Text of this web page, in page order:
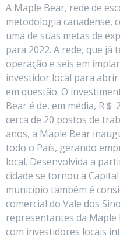
A Maple Bear, rede de
metodologia canadense,
uma de suas metas de
para 2022. A rede, que já
operação e seis em
investidor local para
em questão. O
Bear é de, em média, R＄
cerca de 20 postos de
anos, a Maple Bear
todo o País, gerando
local. Desenvolvida a
cidade se tornou a
município também é
comercial do Vale dos
representantes da
com investidores locais